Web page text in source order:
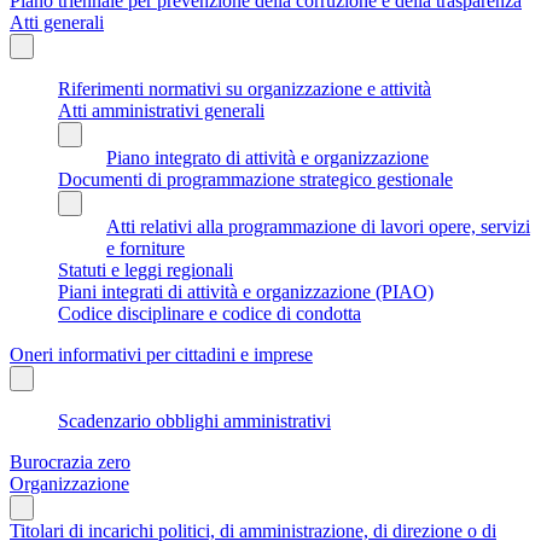
Atti generali
Riferimenti normativi su organizzazione e attività
Atti amministrativi generali
Piano integrato di attività e organizzazione
Documenti di programmazione strategico gestionale
Atti relativi alla programmazione di lavori opere, servizi
e forniture
Statuti e leggi regionali
Piani integrati di attività e organizzazione (PIAO)
Codice disciplinare e codice di condotta
Oneri informativi per cittadini e imprese
Scadenzario obblighi amministrativi
Burocrazia zero
Organizzazione
Titolari di incarichi politici, di amministrazione, di direzione o di